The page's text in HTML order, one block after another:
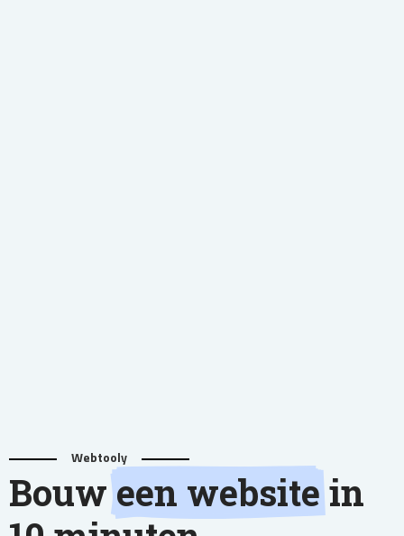
Webtooly
Bouw een website in